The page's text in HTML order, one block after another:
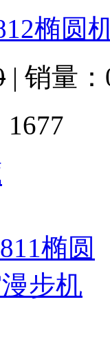
椭圆
| 销量：